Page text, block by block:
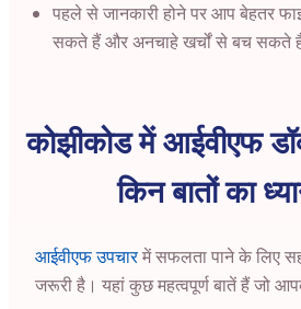
पहले से जानकारी होने पर आप बेहतर
सकते हैं और अनचाहे खर्चों से बच सकते
कोझीकोड में आईवीएफ
किन बातों का
आईवीएफ उपचारमें सफलता पाने के लिए
जरूरी है। यहां कुछ महत्वपूर्ण बातें हैं जो